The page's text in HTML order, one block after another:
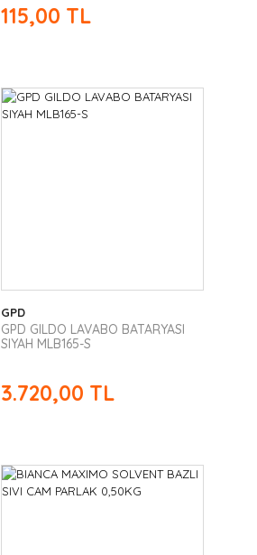
115,00 TL
GPD
GPD GILDO LAVABO BATARYASI
SIYAH MLB165-S
3.720,00 TL